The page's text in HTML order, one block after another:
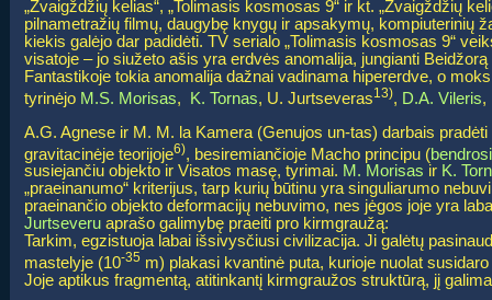
„Žvaigždžių kelias“, „Tolimasis kosmosas 9“ ir kt. „Žvaigždžių
pilnametražių filmų, daugybę knygų ir apsakymų, kompiuterinių
kiekis galėjo dar padidėti. TV serialo „Tolimasis kosmosas 9“
visatoje – jo siužeto ašis yra erdvės anomalija, jungianti
Fantastikoje tokia anomalija dažnai vadinama hipererdve, o
tyrinėjo M.S. Morisas, K. Tornas, U. Jurtseveras13), D.A. Vileris,
A.G. Agnese ir M. M. la Kamera (Genujos un-tas) darbais
gravitacinėje teorijoje6), besiremiančioje Macho principu (
susiejančiu objekto ir Visatos masę, tyrimai. M. Morisas ir K.
„praeinanumo“ kriterijus, tarp kurių būtinu yra singuliarumo
praeinančio objekto deformacijų nebuvimo, nes jėgos joje yra
Jurtseveru aprašo galimybę praeiti pro kirmgraužą:
Tarkim, egzistuoja labai išsivysčiusi civilizacija. Ji galėtų
mastelyje (10-35 m) plakasi kvantinė puta, kurioje nuolat
Joje aptikus fragmentą, atitinkantį kirmgraužos struktūrą, jį